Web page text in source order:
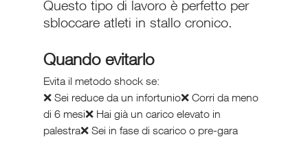
Questo tipo di lavoro è perfetto per
sbloccare atleti in stallo cronico.
Quando evitarlo
Evita il metodo shock se:
❌ Sei reduce da un infortunio❌ Corri da meno
di 6 mesi❌ Hai già un carico elevato in
palestra❌ Sei in fase di scarico o pre-gara